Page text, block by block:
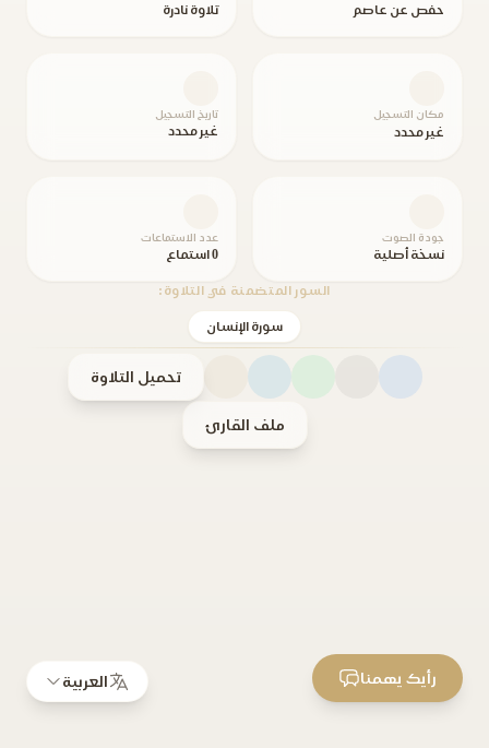
حفص عن عاصم تلاوة نادرة
مكان التسجيل
غير محدد
تاريخ التسجيل
غير محدد
جودة الصوت
نسخة أصلية
عدد الاستماعات
0 استماع
السور المتضمنة في التلاوة:
سورة الإنسان
تحميل التلاوة
ملف القارئ
العربية رأيك يهمنا